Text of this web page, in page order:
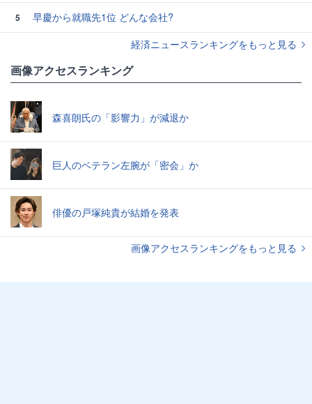
5
早慶から就職先1位 どんな会社?
経済ニュースランキングをもっと見る
画像アクセスランキング
森喜朗氏の「影響力」が減退か
巨人のベテラン左腕が「密会」か
俳優の戸塚純貴が結婚を発表
画像アクセスランキングをもっと見る